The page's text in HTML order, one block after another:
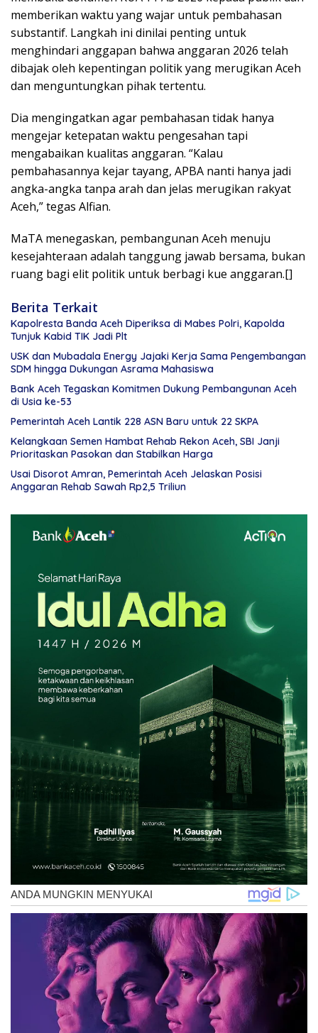
memberikan waktu yang wajar untuk pembahasan
substantif. Langkah ini dinilai penting untuk
menghindari anggapan bahwa anggaran 2026 telah
dibajak oleh kepentingan politik yang merugikan Aceh
dan menguntungkan pihak tertentu.
Dia mengingatkan agar pembahasan tidak hanya
mengejar ketepatan waktu pengesahan tapi
mengabaikan kualitas anggaran. “Kalau
pembahasannya kejar tayang, APBA nanti hanya jadi
angka-angka tanpa arah dan jelas merugikan rakyat
Aceh,” tegas Alfian.
MaTA menegaskan, pembangunan Aceh menuju
kesejahteraan adalah tanggung jawab bersama, bukan
ruang bagi elit politik untuk berbagi kue anggaran.[]
Berita Terkait
Kapolresta Banda Aceh Diperiksa di Mabes Polri, Kapolda
Tunjuk Kabid TIK Jadi Plt
USK dan Mubadala Energy Jajaki Kerja Sama Pengembangan
SDM hingga Dukungan Asrama Mahasiswa
Bank Aceh Tegaskan Komitmen Dukung Pembangunan Aceh
di Usia ke-53
Pemerintah Aceh Lantik 228 ASN Baru untuk 22 SKPA
Kelangkaan Semen Hambat Rehab Rekon Aceh, SBI Janji
Prioritaskan Pasokan dan Stabilkan Harga
Usai Disorot Amran, Pemerintah Aceh Jelaskan Posisi
Anggaran Rehab Sawah Rp2,5 Triliun